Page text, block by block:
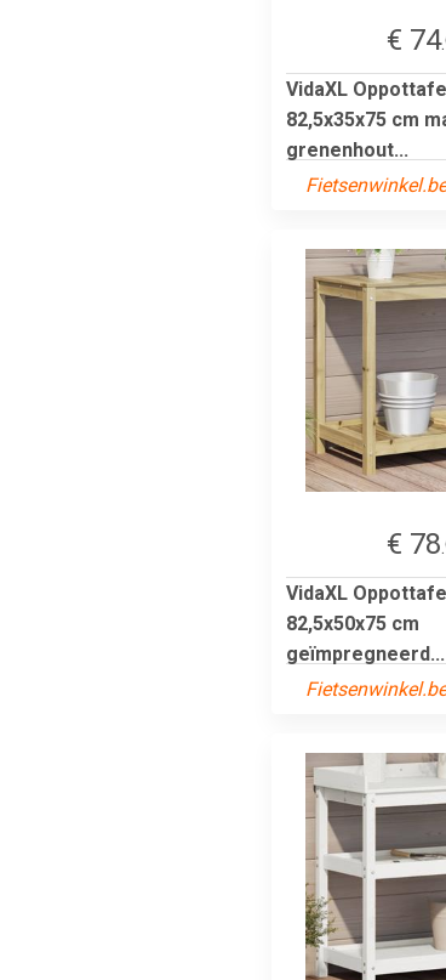
€ 74
VidaXL
82,5x35x75 cm
grenenhout...
Fietsenwinkel.be
€ 78
VidaXL
82,5x50x75 cm
geïmpregneerd...
Fietsenwinkel.be